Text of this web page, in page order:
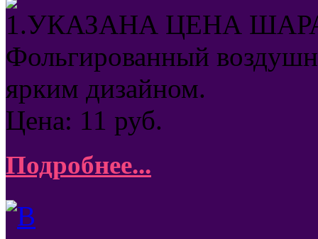
1.УКАЗАНА ЦЕНА
Фольгированный
ярким дизайном.
Цена: 11 руб.
Подробнее...